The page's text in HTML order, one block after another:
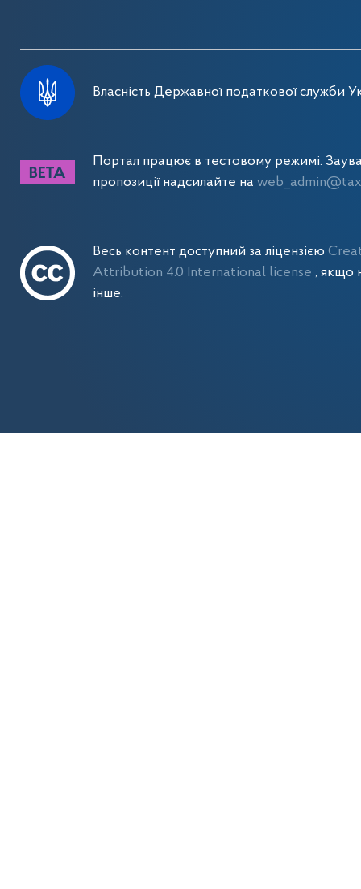
Власність Державної податкової служби
Портал працює в тестовому режимі.
пропозиції надсилайте на
Весь контент доступний за ліцензією
Attribution 4.0 International license , якщо
інше.